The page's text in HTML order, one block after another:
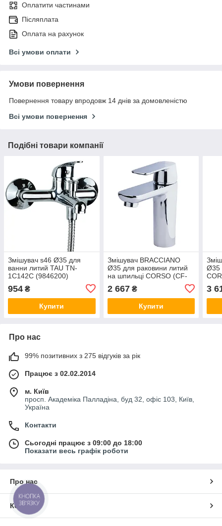
Оплатити частинами
Післяплата
Оплата на рахунок
Всі умови оплати
Умови повернення
Повернення товару впродовж 14 днів за домовленістю
Всі умови повернення
Подібні товари компанії
Змішувач s46 Ø35 для
ванни литий TAU TN-
1C142C (9846200)
954 ₴
Купити
Змішувач BRACCIANO
Ø35 для раковини литий
на шпильці CORSO (CF-
2 667₴
Купити
Ø35
3
Про нас
99% позитивних з 275 відгуків за рік
Працює з 02.02.2014
м. Київ
просп. Академіка Палладіна, буд 32, офіс 103, Київ,
Україна
Контакти
Сьогодні працює з 09:00 до 18:00
Показати весь графік роботи
Про нас
Контакти
КНОПКА
ЗВ'ЯЗКУ